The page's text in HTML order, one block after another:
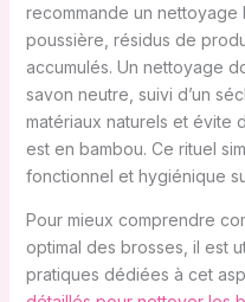
recommande un
poussière, résidus de
accumulés. Un nettoyage
savon neutre, suivi d’un
matériaux naturels et évite
est en bambou. Ce rituel
fonctionnel et hygiénique
Pour mieux comprendre
optimal des brosses, il est
pratiques dédiées à cet